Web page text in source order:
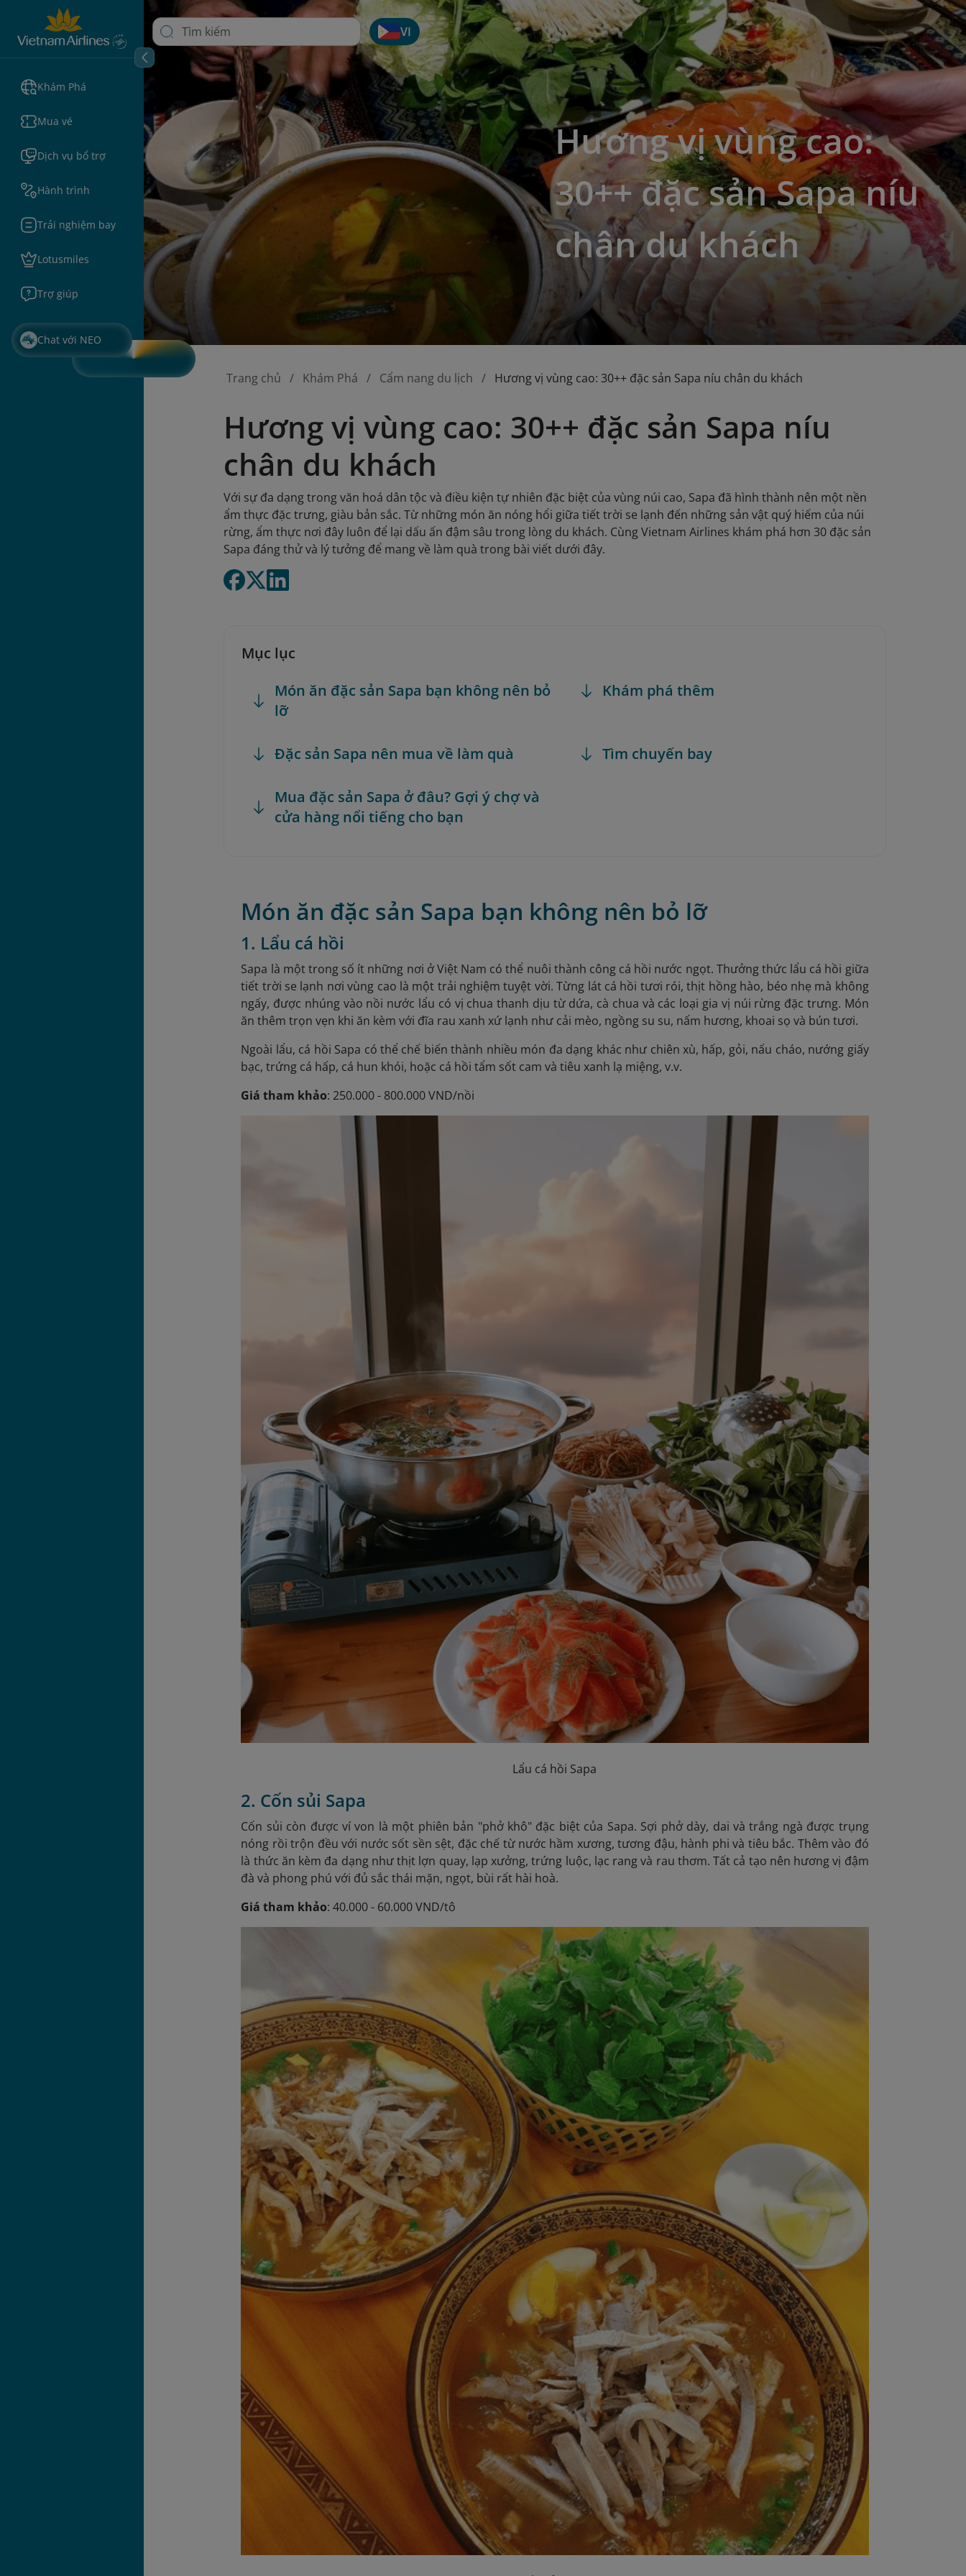
Khám Phá
Mua vé
Dịch vụ bổ trợ
Hành trình
Trải nghiệm bay
Lotusmiles
Trợ giúp
Chat với NEO
VI
Hương vị vùng cao:
30++ đặc sản Sapa níu
chân du khách
Trang chủ Khám Phá Cẩm nang du lịch Hương vị vùng cao: 30++ đặc sản Sapa níu chân du khách
Hương vị vùng cao: 30++ đặc sản Sapa níu
chân du khách
Với sự đa dạng trong văn hoá dân tộc và điều kiện tự nhiên đặc biệt của vùng núi cao, Sapa đã hình thành nên một nền
ẩm thực đặc trưng, giàu bản sắc. Từ những món ăn nóng hổi giữa tiết trời se lạnh đến những sản vật quý hiếm của núi
rừng, ẩm thực nơi đây luôn để lại dấu ấn đậm sâu trong lòng du khách. Cùng Vietnam Airlines khám phá hơn 30 đặc sản
Sapa đáng thử và lý tưởng để mang về làm quà trong bài viết dưới đây.
Mục lục
Món ăn đặc sản Sapa bạn không nên bỏ
lỡ
Đặc sản Sapa nên mua về làm quà
Mua đặc sản Sapa ở đâu? Gợi ý chợ và
cửa hàng nổi tiếng cho bạn
Khám phá thêm
Tìm chuyến bay
Món ăn đặc sản Sapa bạn không nên bỏ lỡ
1. Lẩu cá hồi
Sapa là một trong số ít những nơi ở Việt Nam có thể nuôi thành công cá hồi nước ngọt. Thưởng thức lẩu cá hồi giữa
tiết trời se lạnh nơi vùng cao là một trải nghiệm tuyệt vời. Từng lát cá hồi tươi rói, thịt hồng hào, béo nhẹ mà không
ngấy, được nhúng vào nồi nước lẩu có vị chua thanh dịu từ dứa, cà chua và các loại gia vị núi rừng đặc trưng. Món
ăn thêm trọn vẹn khi ăn kèm với đĩa rau xanh xứ lạnh như cải mèo, ngồng su su, nấm hương, khoai sọ và bún tươi.
Ngoài lẩu, cá hồi Sapa có thể chế biến thành nhiều món đa dạng khác như chiên xù, hấp, gỏi, nấu cháo, nướng giấy
bạc, trứng cá hấp, cá hun khói, hoặc cá hồi tẩm sốt cam và tiêu xanh lạ miệng, v.v.
Giá tham khảo: 250.000 - 800.000 VND/nồi
Lẩu cá hồi Sapa
2. Cốn sủi Sapa
Cốn sủi còn được ví von là một phiên bản "phở khô" đặc biệt của Sapa. Sợi phở dày, dai và trắng ngà được trụng
nóng rồi trộn đều với nước sốt sền sệt, đặc chế từ nước hầm xương, tương đậu, hành phi và tiêu bắc. Thêm vào đó
là thức ăn kèm đa dạng như thịt lợn quay, lạp xưởng, trứng luộc, lạc rang và rau thơm. Tất cả tạo nên hương vị đậm
đà và phong phú với đủ sắc thái mặn, ngọt, bùi rất hài hoà.
Giá tham khảo: 40.000 - 60.000 VND/tô